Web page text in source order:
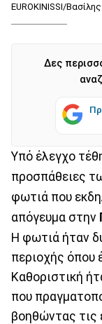
EUROKINISSI/
Δες
Υπό έλεγχο
προσπάθειες
φωτιά που
απόγευμα στην
Η φωτιά ήταν
περιοχής όπου
Kαθοριστική
που
βοηθώντας τις